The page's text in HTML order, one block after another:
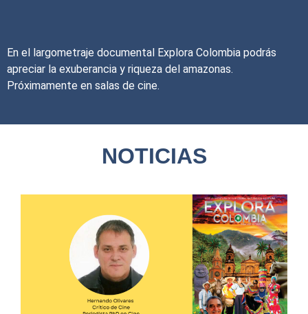
En el largometraje documental Explora Colombia podrás
apreciar la exuberancia y riqueza del amazonas.
Próximamente en salas de cine.
NOTICIAS